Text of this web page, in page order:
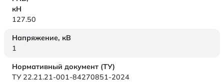
кН
127.50
Напряжение, кВ
1
Нормативный документ (ТУ)
ТУ 22.21.21-001-84270851-2024